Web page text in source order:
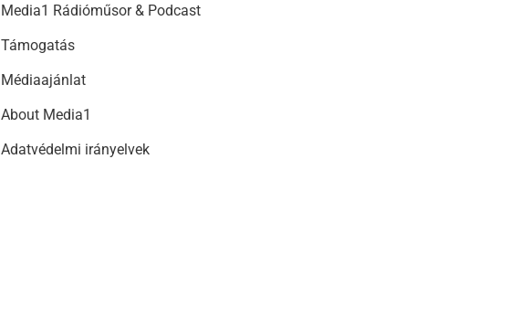
Media1 Rádióműsor & Podcast
Támogatás
Médiaajánlat
About Media1
Adatvédelmi irányelvek